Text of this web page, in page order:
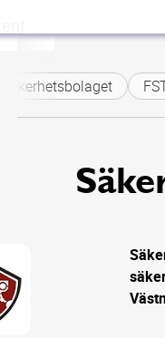
Säkerhetsbolaget FST